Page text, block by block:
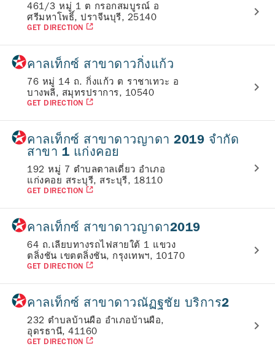
461/3 หมู่ 1 ต กรอกสมบูรณ์ อ
ศรีมหาโพธิ์, ปราจีนบุรี, 25140
GET DIRECTION
คาลเท็กซ์ สาขาดาวกิ่งแก้ว
76 หมู่ 14 ถ. กิ่งแก้ว ต ราชาเทวะ อ
บางพลี, สมุทรปราการ, 10540
GET DIRECTION
คาลเท็กซ์ สาขาดาวญาดา 2019 จำกัด
สาขา 1 แก่งคอย
192 หมู่ 7 ตำบลตาลเดี่ยว อำเภอ
แก่งคอย สระบุรี, สระบุรี, 18110
GET DIRECTION
คาลเท็กซ์ สาขาดาวญาดา2019
64 ถ.เลียบทางรถไฟสายใต้ 1 แขวง
ตลิ่งชัน เขตตลิ่งชัน, กรุงเทพฯ, 10170
GET DIRECTION
คาลเท็กซ์ สาขาดาวณัฏฐชัย บริการ2
232 ตำบลบ้านผือ อำเภอบ้านผือ,
อุดรธานี, 41160
GET DIRECTION